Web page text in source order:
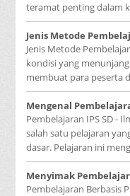
teramat penting dalam
Jenis Metode
Jenis Metode
kondisi yang
membuat para peserta
Mengenal
Pembelajaran IPS SD -
salah satu pelajaran
dasar. Pelajaran ini
Menyimak
Pembelajaran Berbasis